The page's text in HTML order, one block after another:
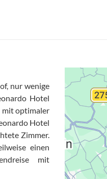
nur wenige
Hotel
mit optimaler
Hotel
Zimmer.
einen
mit